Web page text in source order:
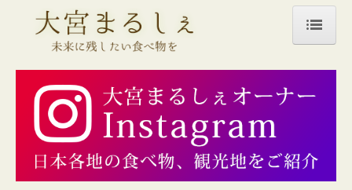
商品一覧
薬売りのねり黒ごま
あま酒